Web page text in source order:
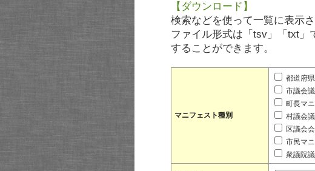
【ダウンロード】
検索などを使って一覧に表示
ファイル形式は「tsv」「txt」
することができます。
マニフェスト種別
都道府
市議会
町長マ
村議会
区議会
市民マ
衆議院